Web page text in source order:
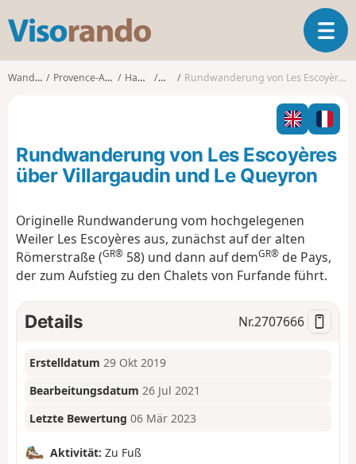
s
o
o
T
o
g
g
l
n
a
i
Wanderungen Provence-Alpes-Côte d'Azur Hautes-Alpes ArvieuxRundwanderung von Les Escoyères über Villargaudin und Le Queyron
Rundwanderung von Les Escoyères
über Villargaudin und Le Queyron
Originelle Rundwanderung vom hochgelegenen
Weiler Les Escoyères aus, zunächst auf der alten
Römerstraße (GR® 58) und dann auf demGR® de Pays,
der zum Aufstieg zu den Chalets von Furfande führt.
Details Nr.2707666
Erstelldatum 29 Okt 2019
Bearbeitungsdatum 26 Jul 2021
Letzte Bewertung 06 Mär 2023
Aktivität: Zu Fuß